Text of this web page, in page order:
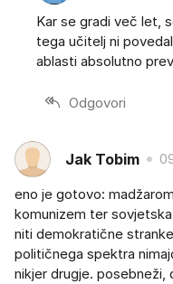
Kar se gradi več let,
tega učitelj ni
ablasti absolutno
Odgovori
Jak Tobim
eno je gotovo:
komunizem ter
niti demokratične
političnega spektra
nikjer drugje. posebneži,